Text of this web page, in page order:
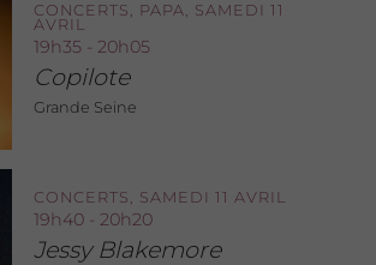
CONCERTS, PAPA, SAMEDI 11
AVRIL
19h35 - 20h05
Copilote
Grande Seine
CONCERTS, SAMEDI 11 AVRIL
19h40 - 20h20
Jessy Blakemore